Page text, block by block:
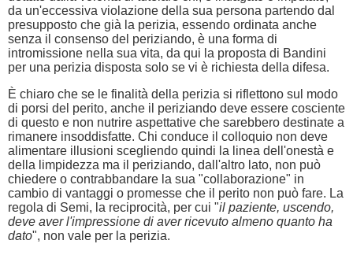
da un'eccessiva violazione della sua persona partendo dal
presupposto che già la perizia, essendo ordinata anche
senza il consenso del periziando, è una forma di
intromissione nella sua vita, da qui la proposta di Bandini
per una perizia disposta solo se vi è richiesta della difesa.
È chiaro che se le finalità della perizia si riflettono sul modo
di porsi del perito, anche il periziando deve essere cosciente
di questo e non nutrire aspettative che sarebbero destinate a
rimanere insoddisfatte. Chi conduce il colloquio non deve
alimentare illusioni scegliendo quindi la linea dell'onestà e
della limpidezza ma il periziando, dall'altro lato, non può
chiedere o contrabbandare la sua "collaborazione" in
cambio di vantaggi o promesse che il perito non può fare. La
regola di Semi, la reciprocità, per cui "il paziente, uscendo,
deve aver l'impressione di aver ricevuto almeno quanto ha
dato", non vale per la perizia.